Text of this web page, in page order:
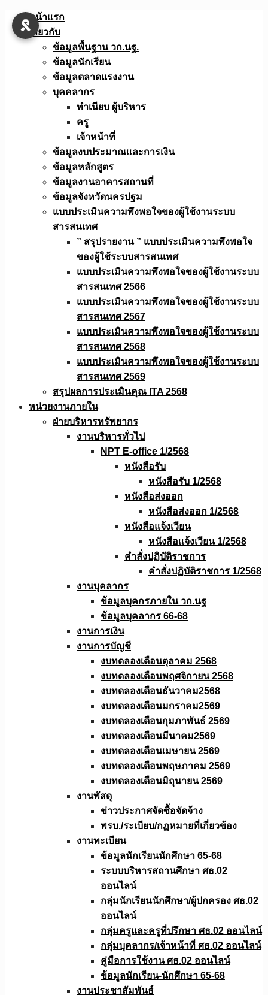
Skip
หน้าแรก
เกี่ยวกับ
ข้อมูลพื้นฐาน วก.นฐ.
ข้อมูลนักเรียน
ข้อมูลตลาดแรงงาน
บุคคลากร
ทำเนียบ ผู้บริหาร
ครู
เจ้าหน้าที่
ข้อมูลงบประมาณเเละการเงิน
ข้อมูลหลักสูตร
ข้อมูลงานอาคารสถานที่
ข้อมูลจังหวัดนครปฐม
แบบประเมินความพึงพอใจของผู้ใช้งานระบบ
สารสนเทศ
” สรุปรายงาน ” แบบประเมินความพึงพอใจ
ของผู้ใช้ระบบสารสนเทศ
แบบประเมินความพึงพอใจของผู้ใช้งานระบบ
สารสนเทศ 2566
แบบประเมินความพึงพอใจของผู้ใช้งานระบบ
สารสนเทศ 2567
แบบประเมินความพึงพอใจของผู้ใช้งานระบบ
สารสนเทศ 2568
แบบประเมินความพึงพอใจของผู้ใช้งานระบบ
สารสนเทศ 2569
สรุปผลการประเมินคุณ ITA 2568
หน่วยงานภายใน
ฝ่ายบริหารทรัพยากร
งานบริหารทั่วไป
NPT E-office 1/2568
หนังสือรับ
หนังสือรับ 1/2568
หนังสือส่งออก
หนังสือส่งออก 1/2568
หนังสือแจ้งเวียน
หนังสือเเจ้งเวียน 1/2568
คำสั่งปฏิบัติราชการ
คำสั่งปฏิบัติราชการ 1/2568
งานบุคลากร
ข้อมูลบุคกรภายใน วก.นฐ
ข้อมูลบุคลากร 66-68
งานการเงิน
งานการบัญชี
งบทดลองเดือนตุลาคม 2568
งบทดลองเดือนพฤศจิกายน 2568
งบทดลองเดือนธันวาคม2568
งบทดลองเดือนมกราคม2569
งบทดลองเดือนกุมภาพันธ์ 2569
งบทดลองเดือนมีนาคม2569
งบทดลองเดือนเมษายน 2569
งบทดลองเดือนพฤษภาคม 2569
งบทดลองเดือนมิถุนายน 2569
งานพัสดุ
ข่าวประกาศจัดซื้อจัดจ้าง
พรบ./ระเบียบ/กฏหมายที่เกี่ยวข้อง
งานทะเบียน
ข้อมูลนักเรียนนักศึกษา 65-68
ระบบบริหารสถานศึกษา ศธ.02
ออนไลน์
กลุ่มนักเรียนนักศึกษา/ผู้ปกครอง ศธ.02
ออนไลน์
กลุ่มครูและครูที่ปรึกษา ศธ.02 ออนไลน์
กลุ่มบุคลากร/เจ้าหน้าที่ ศธ.02 ออนไลน์
คู่มือการใช้งาน ศธ.02 ออนไลน์
ข้อมูลนักเรียน-นักศึกษา 65-68
งานประชาสัมพันธ์